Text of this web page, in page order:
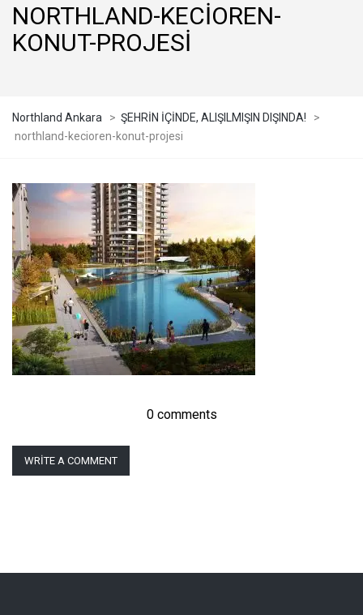
NORTHLAND-KECIOREN-
KONUT-PROJESI
Northland Ankara > ŞEHRİN İÇİNDE, ALIŞILMIŞIN DIŞINDA!
>
northland-kecioren-konut-projesi
0 comments
WRITE A COMMENT